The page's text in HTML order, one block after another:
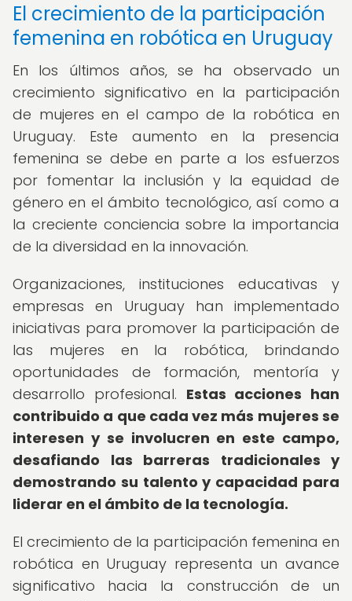
El crecimiento de la participación
femenina en robótica en Uruguay
En los últimos años, se ha observado un
crecimiento significativo en la participación
de mujeres en el campo de la robótica en
Uruguay. Este aumento en la presencia
femenina se debe en parte a los esfuerzos
por fomentar la inclusión y la equidad de
género en el ámbito tecnológico, así como a
la creciente conciencia sobre la importancia
de la diversidad en la innovación.
Organizaciones, instituciones educativas y
empresas en Uruguay han implementado
iniciativas para promover la participación de
las mujeres en la robótica, brindando
oportunidades de formación, mentoría y
desarrollo profesional. Estas acciones han
contribuido a que cada vez más mujeres se
interesen y se involucren en este campo,
desafiando las barreras tradicionales y
demostrando su talento y capacidad para
liderar en el ámbito de la tecnología.
El crecimiento de la participación femenina en
robótica en Uruguay representa un avance
significativo hacia la construcción de un